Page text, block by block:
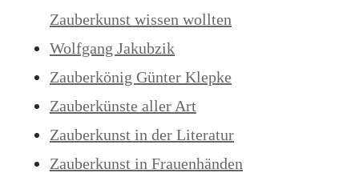
Zauberkunst wissen wollten
Wolfgang Jakubzik
Zauberkönig Günter Klepke
Zauberkünste aller Art
Zauberkunst in der Literatur
Zauberkunst in Frauenhänden